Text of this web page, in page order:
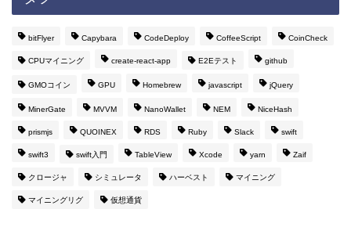
bitFlyer Capybara CodeDeploy CoffeeScript CoinCheck
CPUマイニング create-react-app E2Eテスト github
GMOコイン GPU Homebrew javascript jQuery
MinerGate MVVM NanoWallet NEM NiceHash
prismjs QUOINEX RDS Ruby Slack swift
swift3 swift入門 TableView Xcode yarn Zaif
クロージャ シミュレータ ハーベスト マイニング
マイニングリグ 仮想通貨